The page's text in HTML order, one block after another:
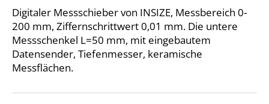
Digitaler Messschieber von INSIZE, Messbereich 0-
200 mm, Ziffernschrittwert 0,01 mm. Die untere
Messschenkel L=50 mm, mit eingebautem
Datensender, Tiefenmesser, keramische
Messflächen.